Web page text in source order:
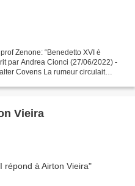
Zenone: “Benedetto XVI è
par Andrea Cionci (27/06/2022) -
Covens La rumeur circulait
Vieira